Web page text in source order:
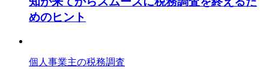
めのヒント
個人事業主の税務調査